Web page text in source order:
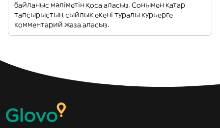
байланыс мәліметін қоса аласыз. Сонымен қатар
тапсырыстың сыйлық екені туралы курьерге
комментарий жаза аласыз.